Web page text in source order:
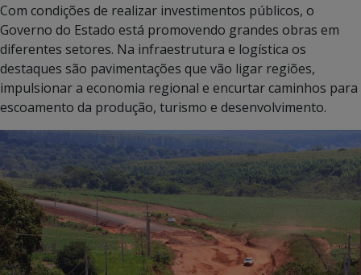
Com condições de realizar investimentos públicos, o
Governo do Estado está promovendo grandes obras em
diferentes setores. Na infraestrutura e logística os
destaques são pavimentações que vão ligar regiões,
impulsionar a economia regional e encurtar caminhos para
escoamento da produção, turismo e desenvolvimento.